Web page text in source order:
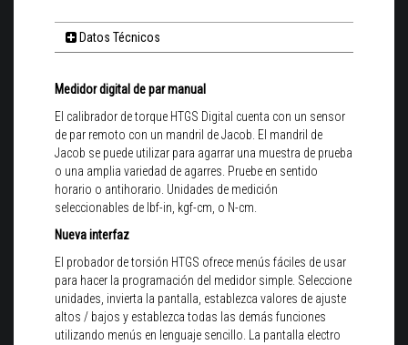
Datos Técnicos
Medidor digital de par manual
El calibrador de torque HTGS Digital cuenta con un sensor
de par remoto con un mandril de Jacob. El mandril de
Jacob se puede utilizar para agarrar una muestra de prueba
o una amplia variedad de agarres. Pruebe en sentido
horario o antihorario. Unidades de medición
seleccionables de lbf-in, kgf-cm, o N-cm.
Nueva interfaz
El probador de torsión HTGS ofrece menús fáciles de usar
para hacer la programación del medidor simple. Seleccione
unidades, invierta la pantalla, establezca valores de ajuste
altos / bajos y establezca todas las demás funciones
utilizando menús en lenguaje sencillo. La pantalla electro